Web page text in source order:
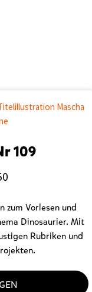
109
zum Vorlesen und
Dinosaurier. Mit
Rubriken und